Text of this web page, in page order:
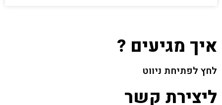
איך מגיעים ?
לחץ לפתיחת ניווט
ליצירת קשר